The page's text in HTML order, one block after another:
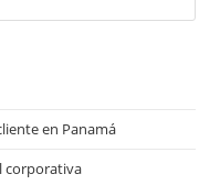
en Panamá
corporativa